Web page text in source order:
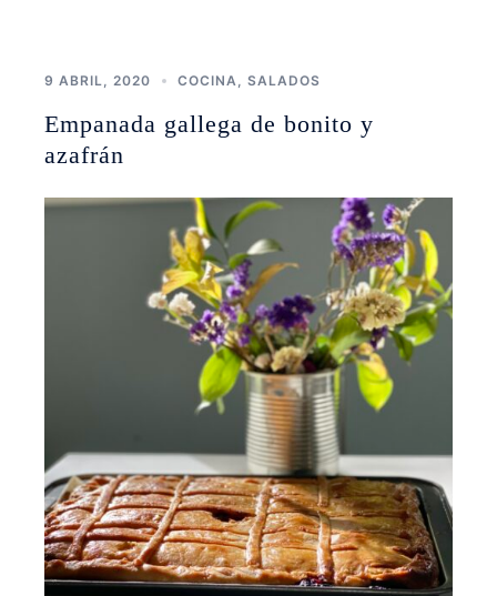
9 ABRIL, 2020 COCINA SALADOS
Empanada gallega de bonito y
azafrán